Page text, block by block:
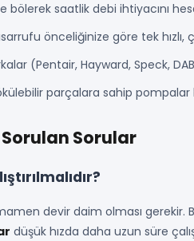
bölerek saatlik debi ihtiyacını
önceliğinize göre tek hızlı,
(Pentair, Hayward, Speck,
parçalara sahip pompalar
Sorulan Sorular
devir daim olması gerekir.
düşük hızda daha uzun süre